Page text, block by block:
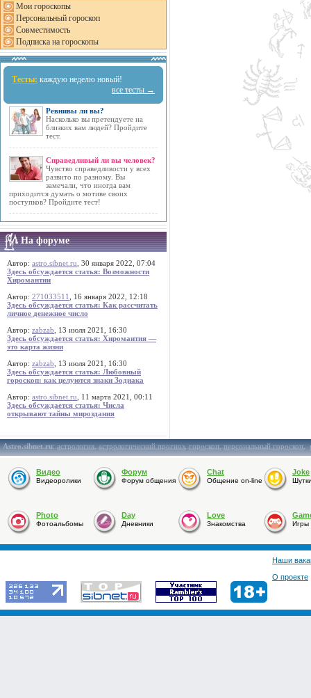
Мои гороскопы
Персональный гороскоп
Совместимость
Подписка на гороскопы
Тесты: каждую неделю новый!
все тесты →
Ревнивы ли вы?
Насколько вы претендуете на
близких вам людей? Пройдите
тест.
Справедливый ли вы человек?
Чувство справедливости у всех
развито по разному. Вы
замечали, что иногда вам
приходится думать о мотиве своих
поступков? Пройдите тест!
На форуме
Автор: astro.sibnet.ru , 30 января 2022, 07:04
Здесь обсуждается статья: Возможности
Хиромантии
Автор: 271033511
, 16 января 2022, 12:18
Здесь обсуждается статья: Как рассчитать
личное денежное число
Автор: zabzab , 13 июля 2021, 16:30
Здесь обсуждается статья: Хиромантия —
это карта жизни
Автор: zabzab , 13 июля 2021, 16:30
Здесь обсуждается статья: Любовный
гороскоп: как целуются знаки Зодиака
Автор: astro.sibnet.ru , 11 марта 2021, 00:11
Здесь обсуждается статья: Числа
открывают тайны мироздания
Astro.sibnet.ru:астрология,астрологический прогноз,гороскоп,персональный гороскоп,
Видео
Видеоролики
Форум
Форум общения
Chat
Общение on-line
Joke
Photo
Фотоальбомы
Day
Дневники
Love
Знакомства Игры
Наши
О проекте